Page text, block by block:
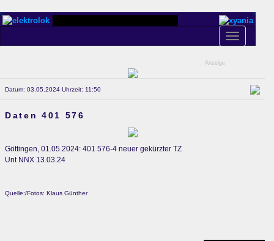
Toggle
navigation
Anzeige
Datum: 03.05.2024 Uhrzeit: 11:50
Daten 401 576
Göttingen, 01.05.2024: 401 576-4 neuer gekürzter TZ
Unt NNX 13.03.24
Quelle:/Fotos: Klaus Günther